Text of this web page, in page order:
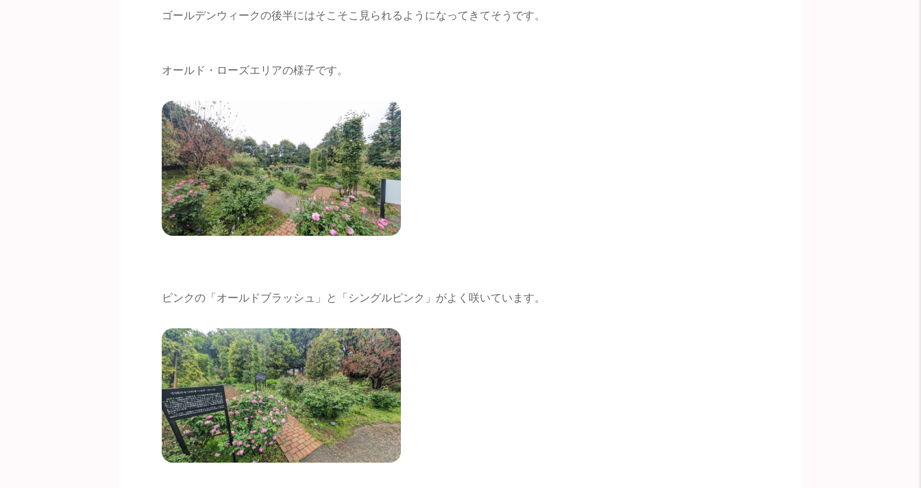
ゴールデンウィークの後半にはそこそこ見られるようになってきてそうです。
オールド・ローズエリアの様子です。
ピンクの「オールドブラッシュ」と「シングルピンク」がよく咲いています。